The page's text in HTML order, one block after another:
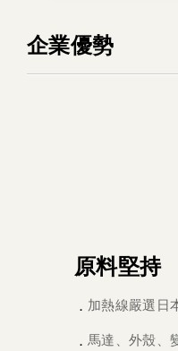
企業優勢
原料堅持
加熱線嚴選日
馬達、外殼、